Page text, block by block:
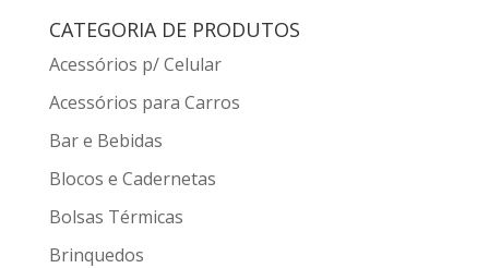
CATEGORIA DE PRODUTOS
Acessórios p/ Celular
Acessórios para Carros
Bar e Bebidas
Blocos e Cadernetas
Bolsas Térmicas
Brinquedos